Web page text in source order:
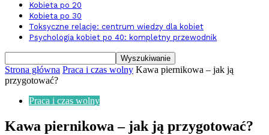
Kobieta po 20
Kobieta po 30
Toksyczne relacje: centrum wiedzy dla kobiet
Psychologia kobiet po 40: kompletny przewodnik
Strona główna Praca i czas wolny Kawa piernikowa – jak ją
przygotować?
Praca i czas wolny
Kawa piernikowa – jak ją przygotować?